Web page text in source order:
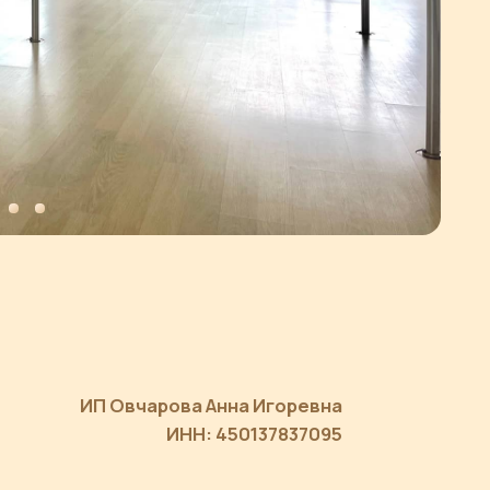
Анна Игоревна
ИНН: 450137837095